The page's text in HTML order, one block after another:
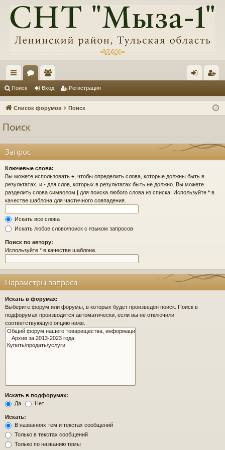
с
ы ум
ол
ьз д ис
ия
Поиск Вход Регистрация
Список форумов Поиск
Поиск
Запрос
Ключевые слова:
Вы можете использовать + , чтобы определить слова, которые должны быть в
результатах, и - для слов, которых в результатах быть не должно. Вы можете
разделить слова символом | для поиска любого слова из списка. Используйте *в
качестве шаблона для частичного совпадения.
Искать все слова
Искать любое слово/поиск с языком запросов
Поиск по автору:
Используйте * в качестве шаблона.
Параметры запроса
Искать в форумах:
Выберите форум или форумы, в которых будет произведён поиск. Поиск в
подфорумах производится автоматически, если вы не отключили
соответствующую опцию ниже.
Искать в подфорумах:
Да
Нет
Искать:
В названиях тем и текстах сообщений
Только в текстах сообщений
Только по названию темы